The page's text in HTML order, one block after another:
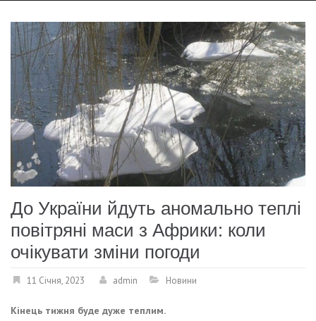
До України йдуть аномально теплі
повітряні маси з Африки: коли
очікувати зміни погоди
11 Січня, 2023 admin Новини
Кінець тижня буде дуже теплим.